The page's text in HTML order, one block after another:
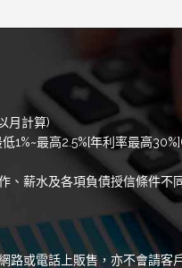
月計算)
1%~最高2.5%[年利率最高
、薪水及各項負債授信條件不
路或電話上販售，亦不會請客